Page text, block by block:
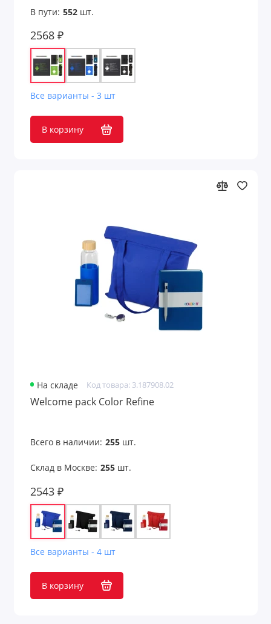
Наборы для спорта
Наборы для сыра
Наборы с зонтами
Наборы специй с логотипом
Наборы шоколада с логотипом
Настраиваемые наборы
Новогодние наборы
Пляжные наборы
Подарочные наборы детям
Подарочные наборы для детей
Подарочные наборы для дома
Подарочные наборы для женщин
Подарочные наборы для конференций
В пути: 552шт.
2568 ₽
Все варианты - 3 шт
В корзину
На складе Код товара: 3.187908.02
Welcome pack Color Refine
Всего в наличии: 255шт.
Склад в Москве: 255шт.
2543 ₽
Все варианты - 4 шт
В корзину